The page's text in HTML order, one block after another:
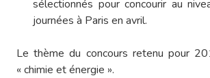
sélectionnés pour concourir au
journées à Paris en avril.
Le thème du concours retenu pour
« chimie et énergie ».